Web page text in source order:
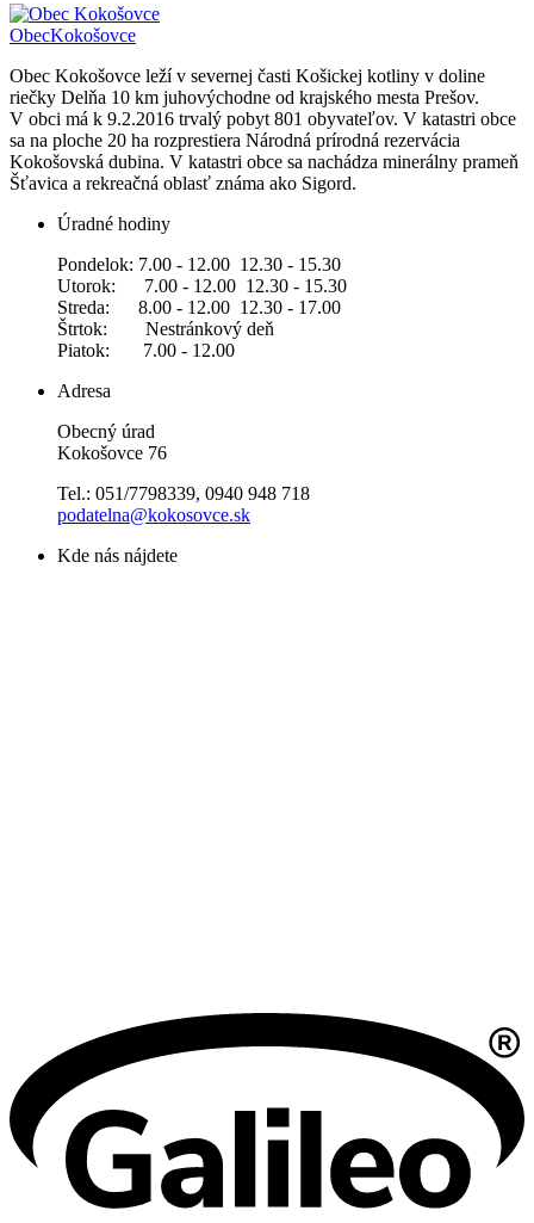
ObecKokošovce
Obec Kokošovce leží v severnej časti Košickej kotliny v doline
riečky Delňa 10 km juhovýchodne od krajského mesta Prešov.
V obci má k 9.2.2016 trvalý pobyt 801 obyvateľov. V katastri obce
sa na ploche 20 ha rozprestiera Národná prírodná rezervácia
Kokošovská dubina. V katastri obce sa nachádza minerálny prameň
Šťavica a rekreačná oblasť známa ako Sigord.
Úradné hodiny
Pondelok: 7.00 - 12.00 12.30 - 15.30
Utorok: 7.00 - 12.00 12.30 - 15.30
Streda: 8.00 - 12.00 12.30 - 17.00
Štrtok: Nestránkový deň
Piatok: 7.00 - 12.00
Adresa
Obecný úrad
Kokošovce 76
Tel.: 051/7798339, 0940 948 718
podatelna@kokosovce.sk
Kde nás nájdete